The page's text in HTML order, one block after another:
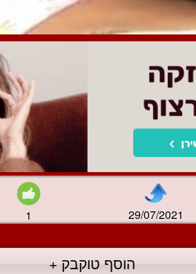
1 29/07/2021
הוסף טוקבק +